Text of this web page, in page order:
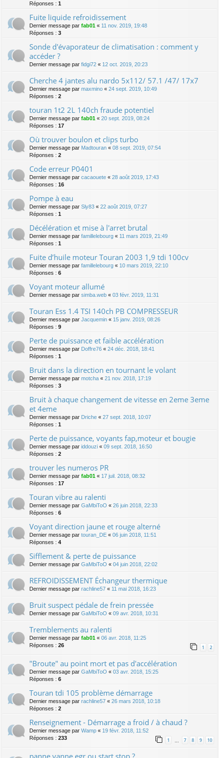
Réponses : 1
Fuite liquide refroidissement
Dernier message par fab01 « 11 nov. 2019, 19:48
Réponses : 3
Sonde d'évaporateur de climatisation : comment y
accéder ?
Dernier message par fidgi72 « 12 oct. 2019, 20:23
Cherche 4 jantes alu nardo 5x112/ 57.1 /47/ 17x7
Dernier message par maxmino « 24 sept. 2019, 10:49
Réponses : 2
touran 1t2 2L 140ch fraude potentiel
Dernier message par fab01 « 20 sept. 2019, 08:24
Réponses : 17
Où trouver boulon et clips turbo
Dernier message par Madtouran « 08 sept. 2019, 07:54
Réponses : 2
Code erreur P0401
Dernier message par cacaouete « 28 août 2019, 17:43
Réponses : 16
Pompe à eau
Dernier message par Sly83 « 22 août 2019, 07:27
Réponses : 1
Décélération et mise à l'arret brutal
Dernier message par famillelebourg « 11 mars 2019, 21:49
Réponses : 1
Fuite d’huile moteur Touran 2003 1,9 tdi 100cv
Dernier message par famillelebourg « 10 mars 2019, 22:10
Réponses : 6
Voyant moteur allumé
Dernier message par simba.web « 03 févr. 2019, 11:31
Touran Ess 1.4 TSI 140ch PB COMPRESSEUR
Dernier message par Jacquemin « 15 janv. 2019, 08:26
Réponses : 9
Perte de puissance et faible accélération
Dernier message par Doffre76 « 24 déc. 2018, 18:41
Réponses : 1
Bruit dans la direction en tournant le volant
Dernier message par motcha « 21 nov. 2018, 17:19
Réponses : 3
Bruit à chaque changement de vitesse en 2eme 3eme
et 4eme
Dernier message par Driche « 27 sept. 2018, 10:07
Réponses : 1
Perte de puissance, voyants fap,moteur et bougie
Dernier message par iddouzi « 09 sept. 2018, 16:50
Réponses : 2
trouver les numeros PR
Dernier message par fab01 « 17 juil. 2018, 08:32
Réponses : 17
Touran vibre au ralenti
Dernier message par GaMbiToO « 26 juin 2018, 22:33
Réponses : 6
Voyant direction jaune et rouge alterné
Dernier message par touran_DE « 06 juin 2018, 11:51
Réponses : 4
Sifflement & perte de puissance
Dernier message par GaMbiToO « 04 juin 2018, 22:02
REFROIDISSEMENT Échangeur thermique
Dernier message par rachline57 « 11 mai 2018, 16:23
Bruit suspect pédale de frein pressée
Dernier message par GaMbiToO « 09 avr. 2018, 10:31
Tremblements au ralenti
Dernier message par fab01 « 06 avr. 2018, 11:25
Réponses : 26 1 2
"Broute" au point mort et pas d'accélération
Dernier message par GaMbiToO « 03 avr. 2018, 15:25
Réponses : 6
Touran tdi 105 problème démarrage
Dernier message par rachline57 « 26 mars 2018, 10:18
Réponses : 2
Renseignement - Démarrage a froid / à chaud ?
Dernier message par Wamp « 19 févr. 2018, 11:52
Réponses : 233 1 … 7 8 9 10